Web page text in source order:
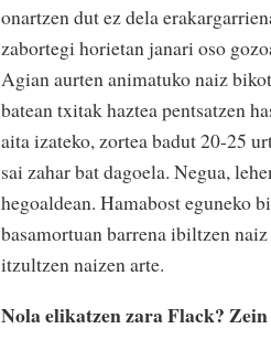
onartzen dut ez dela
zabortegi horietan janari oso
Agian aurten animatuko naiz
batean txitak haztea pentsatzen
aita izateko, zortea badut 20-25
sai zahar bat dagoela. Negua,
hegoaldean. Hamabost eguneko
basamortuan barrena ibiltzen
itzultzen naizen arte.
Nola elikatzen zara Flack?